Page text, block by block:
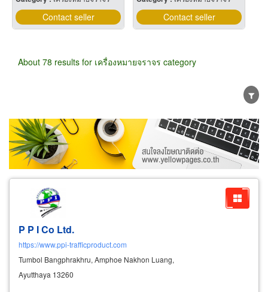
Contact seller Contact seller
About 78 results for เครื่องหมายจราจร category
Wholesale Retail Manufacturer
Dealer
Exporter/Importer
Service Business
P P I Co Ltd.
https://www.ppi-trafficproduct.com
Tumbol Bangphrakhru, Amphoe Nakhon Luang,
Ayutthaya 13260